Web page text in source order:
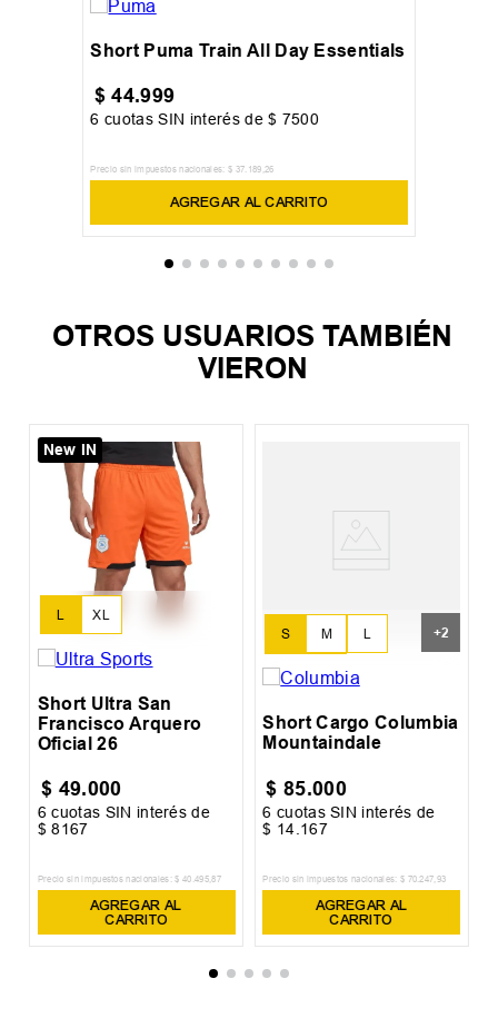
Short Puma Train All Day Essentials
$ 44.999
6 cuotas SIN interés de$ 7500
Precio sin impuestos nacionales: $ 37. 189 ,26
AGREGAR AL CARRITO
OTROS USUARIOS TAMBIÉN
VIERON
New IN
L XL
Short Ultra San
Francisco Arquero
Oficial 26
$ 49.000
6 cuotas SIN interés de
$ 8167
Precio sin impuestos nacionales: $ 40 .495,87
AGREGAR AL
CARRITO
S L
M
XL XXL
+2
Short Cargo Columbia
Mountaindale
$ 85.000
6 cuotas SIN interés de
$ 14.167
Precio sin impuestos nacionales: $ 70.247,93
AGREGAR AL
CARRITO